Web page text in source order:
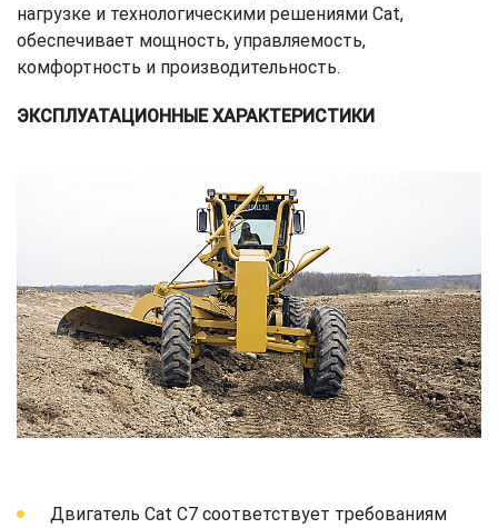
нагрузке и технологическими решениями Cat,
обеспечивает мощность, управляемость,
комфортность и производительность.
ЭКСПЛУАТАЦИОННЫЕ ХАРАКТЕРИСТИКИ
Двигатель Cat C7 соответствует требованиям